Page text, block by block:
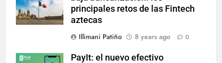
principales retos de las Fintech
aztecas
Illimani Patiño
8 years ago 0
PayIt: el nuevo efectivo